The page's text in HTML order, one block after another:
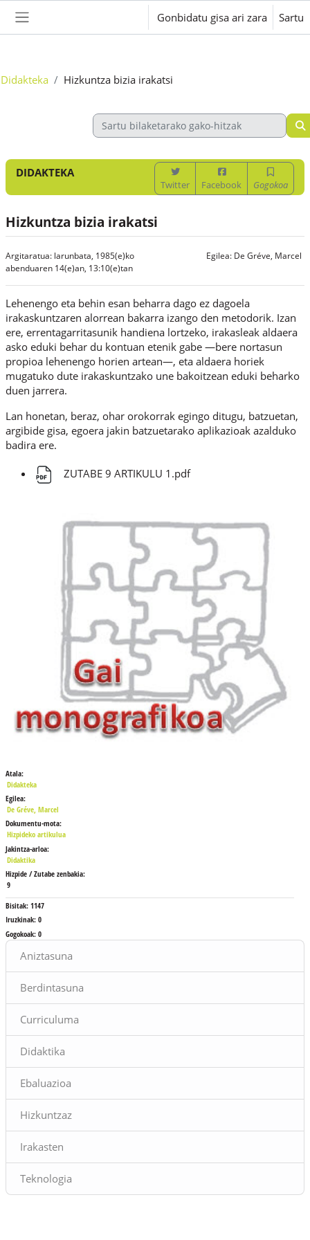
Alboko panela
Gonbidatu gisa ari zara Sartu
Didakteka Hizkuntza bizia irakatsi
Blokeak
Aniztasuna
Berdintasuna
Curriculuma
Didaktika
Ebaluazioa
Hizkuntzaz
Irakasten
Teknologia
DIDAKTEKA
Twitter Facebook Gogokoa
Hizkuntza bizia irakatsi
Argitaratua: larunbata, 1985(e)ko
abenduaren 14(e)an, 13:10(e)tan
Egilea: De Gréve, Marcel
Atala:
Didakteka
Egilea:
De Gréve, Marcel
Dokumentu-mota:
Hizpideko artikulua
Jakintza-arloa:
Didaktika
Hizpide / Zutabe zenbakia:
9
Bisitak: 1147
Iruzkinak: 0
Gogokoak: 0
Lehenengo eta behin esan beharra dago ez dagoela
irakaskuntzaren alorrean bakarra izango den metodorik. Izan
ere, errentagarritasunik handiena lortzeko, irakasleak aldaera
asko eduki behar du kontuan etenik gabe —bere nortasun
propioa lehenengo horien artean—, eta aldaera horiek
mugatuko dute irakaskuntzako une bakoitzean eduki beharko
duen jarrera.
Lan honetan, beraz, ohar orokorrak egingo ditugu, batzuetan,
argibide gisa, egoera jakin batzuetarako aplikazioak azalduko
badira ere.
ZUTABE 9 ARTIKULU 1.pdf